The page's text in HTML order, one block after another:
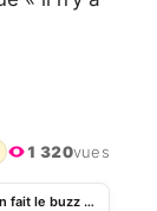
1 320vues
Pierre Niney : son sosie toulousain fait le buzz sur Internet